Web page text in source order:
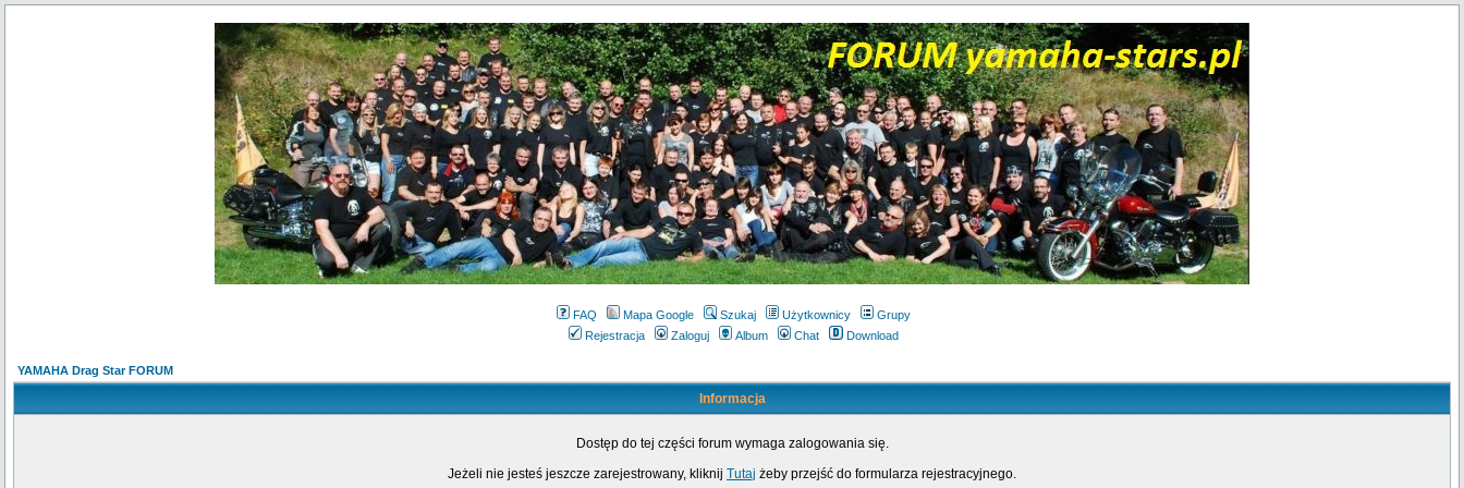
FAQ Mapa Google Szukaj Użytkownicy
Grupy
Rejestracja
Zaloguj Album Chat Download
YAMAHA Drag Star FORUM
Informacja
Dostęp do tej części forum wymaga zalogowania się.
Jeżeli nie jesteś jeszcze zarejestrowany, kliknij Tutaj żeby przejść do formularza rejestracyjnego.